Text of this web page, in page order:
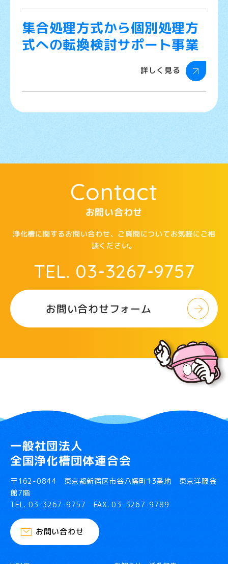
集合処理方式から個別処理方
式への転換検討サポート事業
詳しく見る
Contact
お問い合わせ
浄化槽に関するお問い合わせ、ご質問についてお気軽にご相
談ください。
TEL. 03-3267-9757
お問い合わせフォーム
一般社団法人
全国浄化槽団体連合会
〒162-0844 東京都新宿区市谷八幡町13番地 東京洋服会
館7階
TEL. 03-3267-9757 FAX. 03-3267-9789
お問い合わせ